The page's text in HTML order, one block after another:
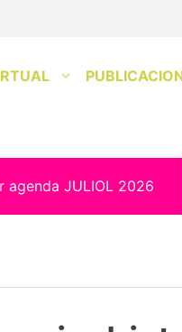
agenda JULIOL 2026